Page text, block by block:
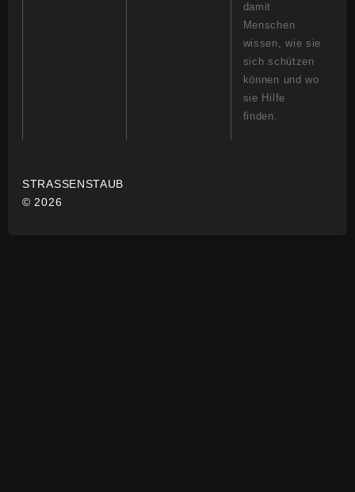
damit
Menschen
wissen, wie sie
sich schützen
können und wo
sie Hilfe
finden.
STRASSENSTAUB
© 2026